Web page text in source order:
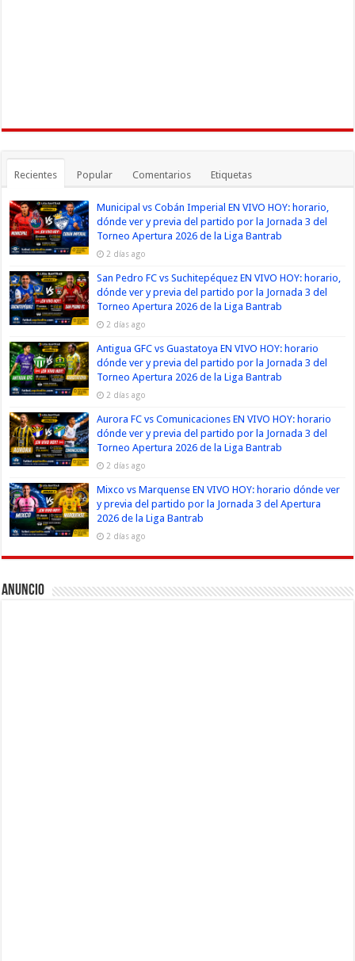
Recientes Popular Comentarios Etiquetas
Municipal vs Cobán Imperial EN VIVO HOY: horario,
dónde ver y previa del partido por la Jornada 3 del
Torneo Apertura 2026 de la Liga Bantrab
2 días ago
San Pedro FC vs Suchitepéquez EN VIVO HOY: horario,
dónde ver y previa del partido por la Jornada 3 del
Torneo Apertura 2026 de la Liga Bantrab
2 días ago
Antigua GFC vs Guastatoya EN VIVO HOY: horario
dónde ver y previa del partido por la Jornada 3 del
Torneo Apertura 2026 de la Liga Bantrab
2 días ago
Aurora FC vs Comunicaciones EN VIVO HOY: horario
dónde ver y previa del partido por la Jornada 3 del
Torneo Apertura 2026 de la Liga Bantrab
2 días ago
Mixco vs Marquense EN VIVO HOY: horario dónde ver
y previa del partido por la Jornada 3 del Apertura
2026 de la Liga Bantrab
2 días ago
Anuncio